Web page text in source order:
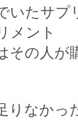
いたサプ
メント
その人が
りなかっ